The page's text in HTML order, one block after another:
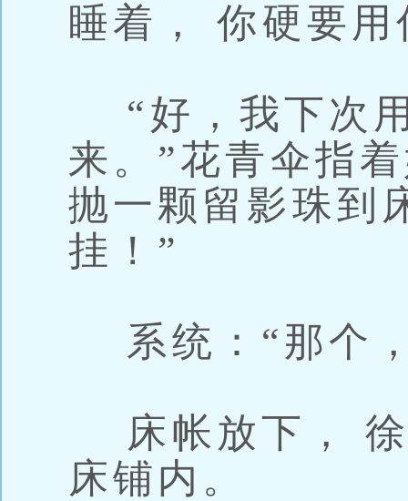
睡着， 你硬要
“好，我下次
来。”花青伞指
抛一颗留影珠到
挂！”
系统：“那个
床帐放下， 徐
床铺内。